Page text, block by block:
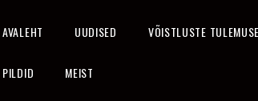
AVALEHT UUDISED VÕISTLUSTE
PILDID MEIST